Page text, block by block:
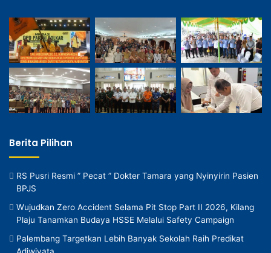
Berita Pilihan
RS Pusri Resmi ” Pecat ” Dokter Tamara yang Nyinyirin Pasien
BPJS
Wujudkan Zero Accident Selama Pit Stop Part II 2026, Kilang
Plaju Tanamkan Budaya HSSE Melalui Safety Campaign
Palembang Targetkan Lebih Banyak Sekolah Raih Predikat